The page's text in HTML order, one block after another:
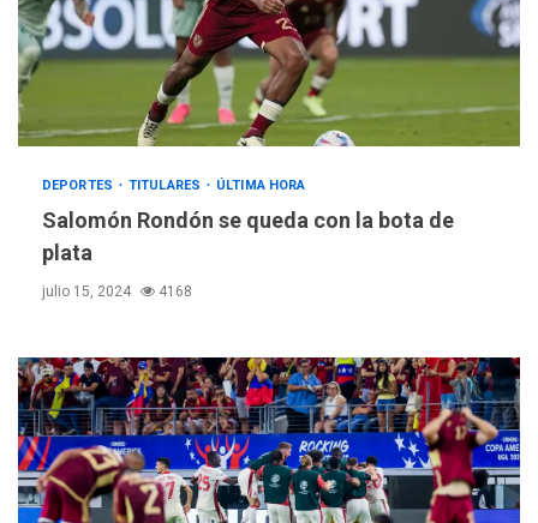
DEPORTES TITULARES ÚLTIMA HORA
Salomón Rondón se queda con la bota de
plata
julio 15, 2024 4168